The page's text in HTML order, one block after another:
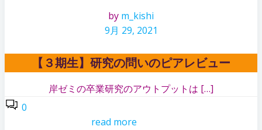
by m_kishi
9月 29, 2021
【３期生】研究の問いのピアレビュー
岸ゼミの卒業研究のアウトプットは […]
0
read more